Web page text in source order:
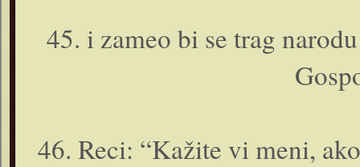
45. i zameo bi se trag
46. Reci: “Kažite vi meni,